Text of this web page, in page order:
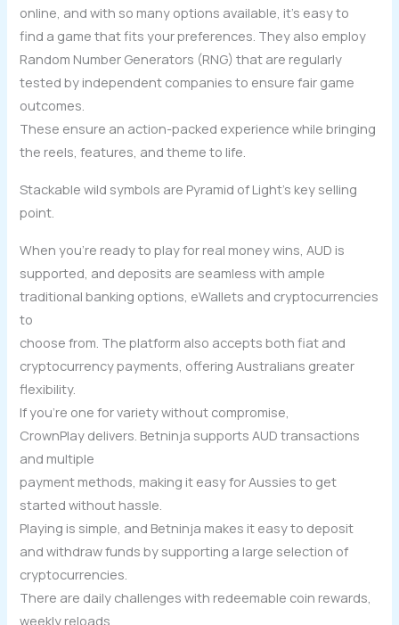
online, and with so many options available, it’s easy to
find a game that fits your preferences. They also employ
Random Number Generators (RNG) that are regularly
tested by independent companies to ensure fair game
outcomes.
These ensure an action-packed experience while bringing
the reels, features, and theme to life.
Stackable wild symbols are Pyramid of Light’s key selling
point.
When you’re ready to play for real money wins, AUD is
supported, and deposits are seamless with ample
traditional banking options, eWallets and cryptocurrencies
to
choose from. The platform also accepts both fiat and
cryptocurrency payments, offering Australians greater
flexibility.
If you’re one for variety without compromise,
CrownPlay delivers. Betninja supports AUD transactions
and multiple
payment methods, making it easy for Aussies to get
started without hassle.
Playing is simple, and Betninja makes it easy to deposit
and withdraw funds by supporting a large selection of
cryptocurrencies.
There are daily challenges with redeemable coin rewards,
weekly reloads,